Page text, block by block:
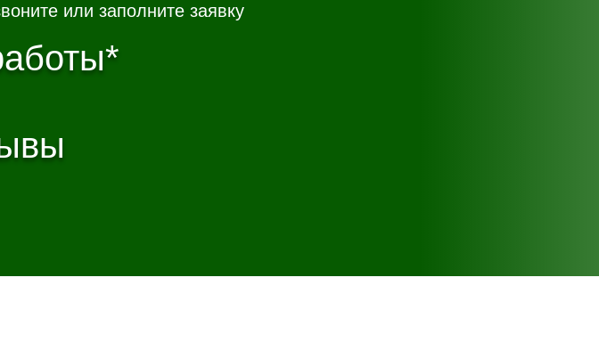
или заполните заявку